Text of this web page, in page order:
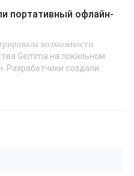
возможности
Gemma на локальном
Разработчики создали